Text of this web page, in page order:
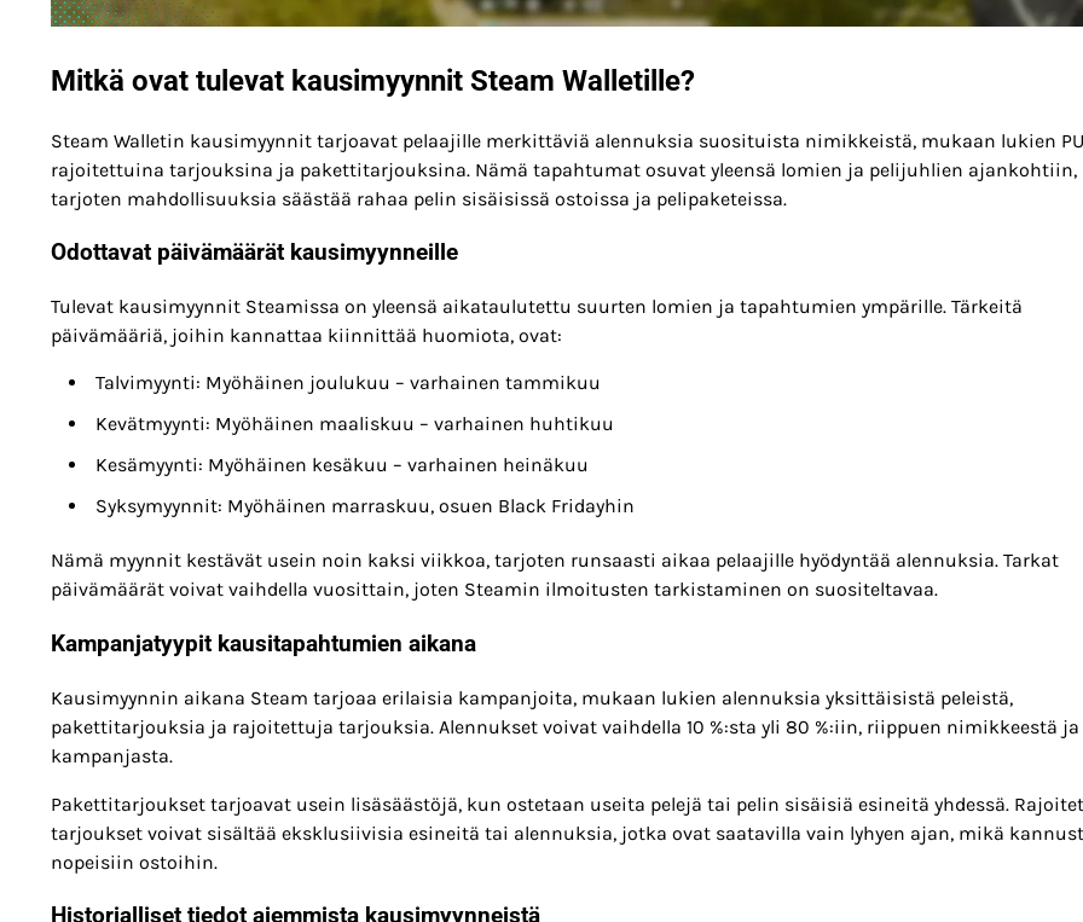
Mitkä ovat tulevat kausimyynnit Steam Walletille?
Steam Walletin kausimyynnit tarjoavat pelaajille merkittäviä alennuksia suosituista nimikkeistä, mukaan lukien
rajoitettuina tarjouksina ja pakettitarjouksina. Nämä tapahtumat osuvat yleensä lomien ja pelijuhlien ajankohtiin,
tarjoten mahdollisuuksia säästää rahaa pelin sisäisissä ostoissa ja pelipaketeissa.
Odottavat päivämäärät kausimyynneille
Tulevat kausimyynnit Steamissa on yleensä aikataulutettu suurten lomien ja tapahtumien ympärille. Tärkeitä
päivämääriä, joihin kannattaa kiinnittää huomiota, ovat:
Talvimyynti: Myöhäinen joulukuu – varhainen tammikuu
Kevätmyynti: Myöhäinen maaliskuu – varhainen huhtikuu
Kesämyynti: Myöhäinen kesäkuu – varhainen heinäkuu
Syksymyynnit: Myöhäinen marraskuu, osuen Black Fridayhin
Nämä myynnit kestävät usein noin kaksi viikkoa, tarjoten runsaasti aikaa pelaajille hyödyntää alennuksia. Tarkat
päivämäärät voivat vaihdella vuosittain, joten Steamin ilmoitusten tarkistaminen on suositeltavaa.
Kampanjatyypit kausitapahtumien aikana
Kausimyynnin aikana Steam tarjoaa erilaisia kampanjoita, mukaan lukien alennuksia yksittäisistä peleistä,
pakettitarjouksia ja rajoitettuja tarjouksia. Alennukset voivat vaihdella 10 %:sta yli 80 %:iin, riippuen nimikkeestä ja
kampanjasta.
Pakettitarjoukset tarjoavat usein lisäsäästöjä, kun ostetaan useita pelejä tai pelin sisäisiä esineitä yhdessä.
tarjoukset voivat sisältää eksklusiivisia esineitä tai alennuksia, jotka ovat saatavilla vain lyhyen ajan, mikä
nopeisiin ostoihin.
Historialliset tiedot aiemmista kausimyynneistä